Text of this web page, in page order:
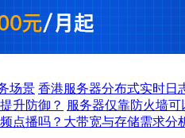
场景 香港服务器分布式实时日
升防御？ 服务器仅靠防火墙
点播吗？大带宽与存储需求分